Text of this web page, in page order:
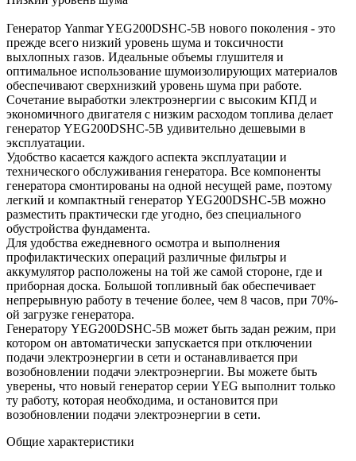
Генератор Yanmar YEG200DSHC-5B нового поколения - это
прежде всего низкий уровень шума и токсичности
выхлопных газов. Идеальные объемы глушителя и
оптимальное использование шумоизолирующих материалов
обеспечивают сверхнизкий уровень шума при работе.
Сочетание выработки электроэнергии с высоким КПД и
экономичного двигателя с низким расходом топлива делает
генератор YEG200DSHC-5B удивительно дешевыми в
эксплуатации.
Удобство касается каждого аспекта эксплуатации и
технического обслуживания генератора. Все компоненты
генератора смонтированы на одной несущей раме, поэтому
легкий и компактный генератор YEG200DSHC-5B можно
разместить практически где угодно, без специального
обустройства фундамента.
Для удобства ежедневного осмотра и выполнения
профилактических операций различные фильтры и
аккумулятор расположены на той же самой стороне, где и
приборная доска. Большой топливный бак обеспечивает
непрерывную работу в течение более, чем 8 часов, при 70%-
ой загрузке генератора.
Генератору YEG200DSHC-5B может быть задан режим, при
котором он автоматически запускается при отключении
подачи электроэнергии в сети и останавливается при
возобновлении подачи электроэнергии. Вы можете быть
уверены, что новый генератор серии YEG выполнит только
ту работу, которая необходима, и остановится при
возобновлении подачи электроэнергии в сети.
Общие характеристики